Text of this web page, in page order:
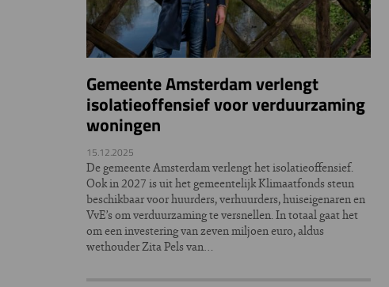
Gemeente Amsterdam verlengt
isolatieoffensief voor verduurzaming
woningen
15.12.2025
De gemeente Amsterdam verlengt het isolatieoffensief.
Ook in 2027 is uit het gemeentelijk Klimaatfonds steun
beschikbaar voor huurders, verhuurders, huiseigenaren en
VvE’s om verduurzaming te versnellen. In totaal gaat het
om een investering van zeven miljoen euro, aldus
wethouder Zita Pels van…